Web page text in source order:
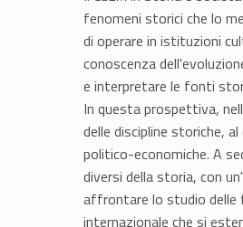
fenomeni storici che lo
di operare in istituzioni
conoscenza
e interpretare le fonti
In questa prospettiva,
delle discipline storiche,
politico-economiche. A
diversi della storia, con
affrontare lo studio delle
internazionale che si